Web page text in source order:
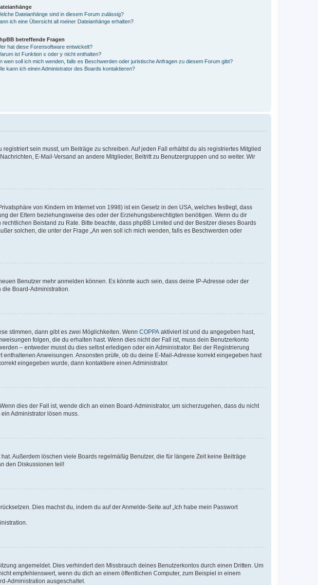
Dateianhänge sind in diesem Forum zulässig?
ich eine Übersicht all meiner Dateianhänge erhalten?
betreffende Fragen
hat diese Forensoftware entwickelt?
ist Funktion x oder y nicht enthalten?
wen soll ich mich wenden, falls es Beschwerden oder juristische Anfragen zu diesem Forum gibt?
kann ich einen Administrator des Boards kontaktieren?
sein musst, um Beiträge zu schreiben. Auf jeden Fall erhältst du als registriertes Mitglied
E-Mail-Versand an andere Mitglieder, Beitritt zu Benutzergruppen und so weiter. Wir
von Kindern im Internet von 1998) ist ein Gesetz in den USA, welches festlegt, dass
der Eltern beziehungsweise des oder der Erziehungsberechtigten benötigen. Wenn du dir
Beistand zu Rate. Bitte beachte, dass phpBB Limited und der Besitzer dieses Boards
solchen, die unter der Frage „An wen soll ich mich wenden, falls es Beschwerden oder
Benutzer mehr anmelden können. Es könnte auch sein, dass deine IP-Adresse oder der
Board-Administration.
stimmen, dann gibt es zwei Möglichkeiten. Wenn COPPA aktiviert ist und du angegeben hast,
folgen, die du erhalten hast. Wenn dies nicht der Fall ist, muss dein Benutzerkonto
– entweder musst du dies selbst erledigen oder ein Administrator. Bei der Registrierung
Anweisungen. Ansonsten prüfe, ob du deine E-Mail-Adresse korrekt eingegeben hast
eingegeben wurde, dann kontaktiere einen Administrator.
dies der Fall ist, wende dich an einen Board-Administrator, um sicherzugehen, dass du nicht
Administrator lösen muss.
Außerdem löschen viele Boards regelmäßig Benutzer, die für längere Zeit keine Beiträge
den Diskussionen teil!
Dies machst du, indem du auf der Anmelde-Seite auf „Ich habe mein Passwort
angemeldet. Dies verhindert den Missbrauch deines Benutzerkontos durch einen Dritten. Um
empfehlenswert, wenn du dich an einem öffentlichen Computer, zum Beispiel in einem
Administration ausgeschaltet.